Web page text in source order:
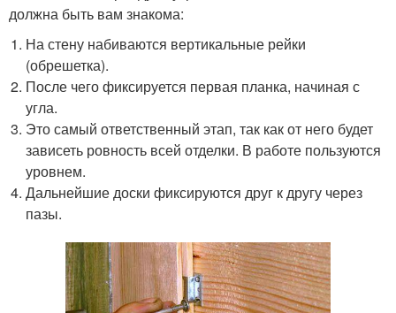
должна быть вам знакома:
На стену набиваются вертикальные рейки
(обрешетка).
После чего фиксируется первая планка, начиная с
угла.
Это самый ответственный этап, так как от него будет
зависеть ровность всей отделки. В работе пользуются
уровнем.
Дальнейшие доски фиксируются друг к другу через
пазы.